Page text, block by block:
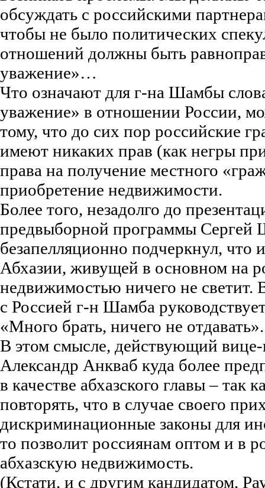
обсуждать с российскими
чтобы не было политических
отношений должны быть
уважение»…
Что означают для г-на Шамбы
уважение» в отношении России,
тому, что до сих пор российские
имеют никаких прав (как негры
права на получение местного
приобретение недвижимости.
Более того, незадолго до
предвыборной программы Сергей
безапелляционно подчеркнул, что
Абхазии, живущей в основном на
недвижимостью ничего не
с Россией г-н Шамба
«Много брать, ничего не отдавать».
В этом смысле, действующий
Александр Анкваб куда более
в качестве абхазского главы – так
повторять, что в случае своего
дискриминационные законы для
то позволит россиянам оптом и в
абхазскую недвижимость.
(Кстати, и с другим кандидатом,